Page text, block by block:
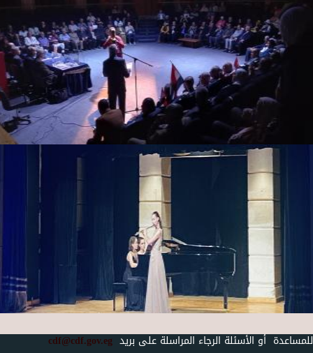
للمساعدة أو الأسئلة الرجاء المراسلة على بريد